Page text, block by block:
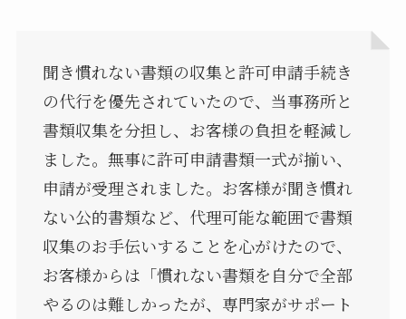
聞き慣れない書類の収集と許可申請手続き
の代行を優先されていたので、当事務所と
書類収集を分担し、お客様の負担を軽減し
ました。無事に許可申請書類一式が揃い、
申請が受理されました。お客様が聞き慣れ
ない公的書類など、代理可能な範囲で書類
収集のお手伝いすることを心がけたので、
お客様からは「慣れない書類を自分で全部
やるのは難しかったが、専門家がサポート